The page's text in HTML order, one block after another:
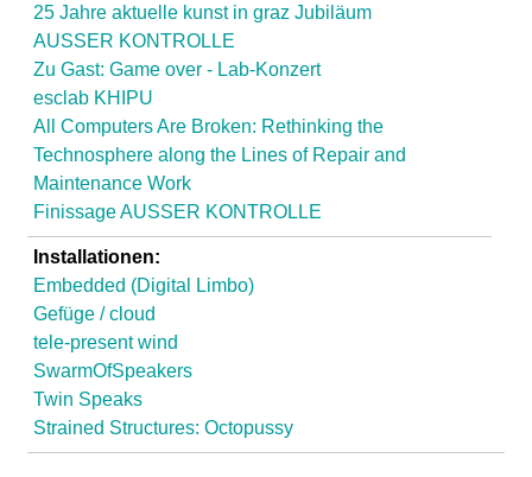
25 Jahre aktuelle kunst in graz Jubiläum
AUSSER KONTROLLE
Zu Gast: Game over - Lab-Konzert
esclab KHIPU
All Computers Are Broken: Rethinking the
Technosphere along the Lines of Repair and
Maintenance Work
Finissage AUSSER KONTROLLE
Installationen:
Embedded (Digital Limbo)
Gefüge / cloud
tele-present wind
SwarmOfSpeakers
Twin Speaks
Strained Structures: Octopussy